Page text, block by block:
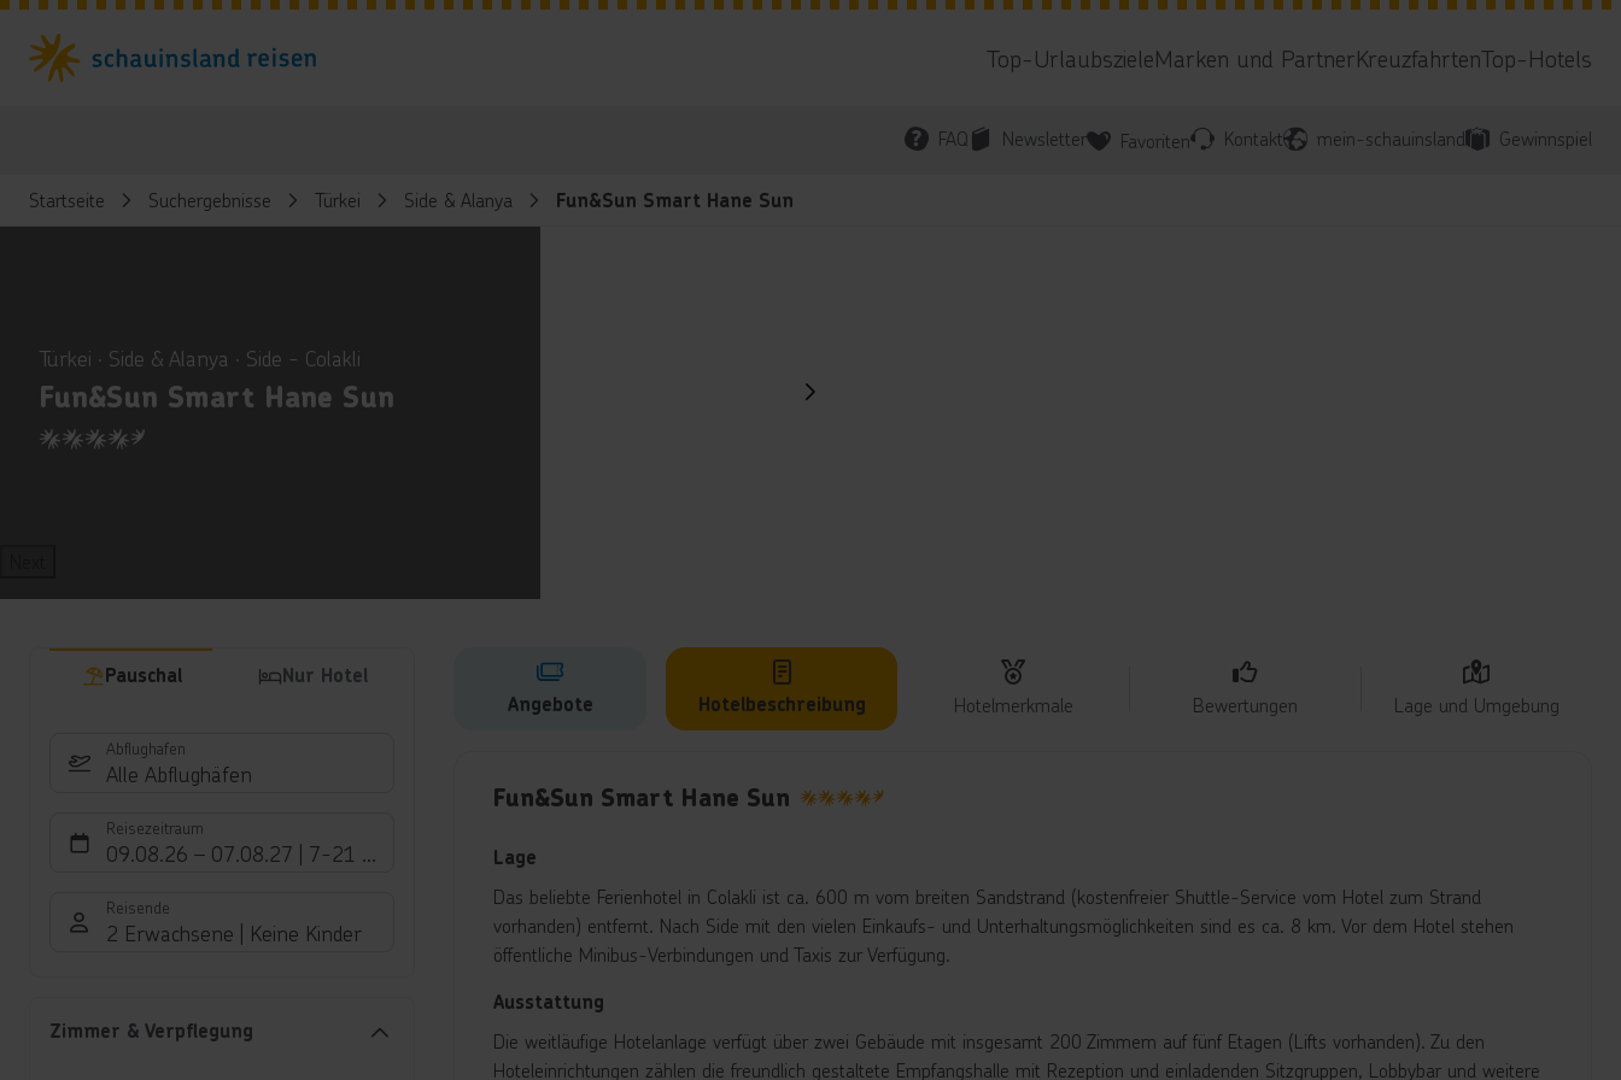
Top-UrlaubszieleMarken und PartnerKreuzfahrtenTop-Hotels
FAQ Newsletter Favoriten Kontakt mein-schauinsland Gewinnspiel
Startseite Suchergebnisse Türkei Side & Alanya Fun&Sun Smart Hane Sun
Türkei ∙ Side & Alanya ∙ Side - Colakli
Fun&Sun Smart Hane Sun
4.5
Pauschal Nur Hotel
Abflughafen
Alle Abflughäfen
Reisezeitraum
09.08.26 – 07.08.27 7-21 Nächte
Reisende
2 Erwachsene Keine Kinder
Zimmer & Verpflegung
Angebote Hotelbeschreibung Hotelmerkmale Bewertungen Lage und Umgebung
Fun&Sun Smart Hane Sun
Lage
Das beliebte Ferienhotel in Colakli ist ca. 600 m vom breiten Sandstrand (kostenfreier Shuttle-Service vom Hotel zum Strand
vorhanden) entfernt. Nach Side mit den vielen Einkaufs- und Unterhaltungsmöglichkeiten sind es ca. 8 km. Vor dem Hotel stehen
öffentliche Minibus-Verbindungen und Taxis zur Verfügung.
Ausstattung
Die weitläufige Hotelanlage verfügt über zwei Gebäude mit insgesamt 200 Zimmern auf fünf Etagen (Lifts vorhanden). Zu den
Hoteleinrichtungen zählen die freundlich gestaltete Empfangshalle mit Rezeption und einladenden Sitzgruppen, Lobbybar und weitere